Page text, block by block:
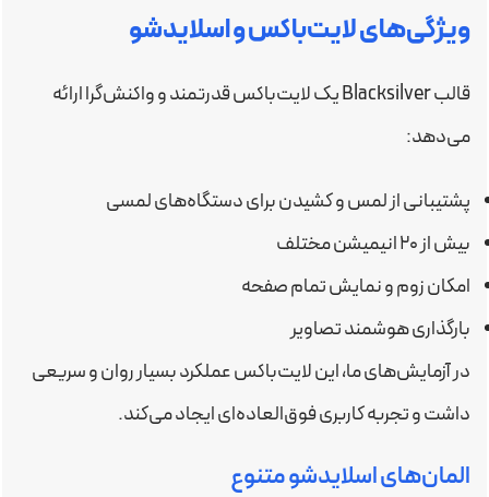
ویژگی‌های لایت‌باکس و اسلایدشو
قالب Blacksilver یک لایت‌باکس قدرتمند و واکنش‌گرا ارائه
می‌دهد:
پشتیبانی از لمس و کشیدن برای دستگاه‌های لمسی
بیش از 20 انیمیشن مختلف
امکان زوم و نمایش تمام صفحه
بارگذاری هوشمند تصاویر
در آزمایش‌های ما، این لایت‌باکس عملکرد بسیار روان و سریعی
داشت و تجربه کاربری فوق‌العاده‌ای ایجاد می‌کند.
المان‌های اسلایدشو متنوع